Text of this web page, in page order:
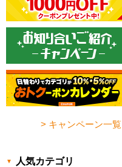
> キャンペーン一覧
人気カテゴリ